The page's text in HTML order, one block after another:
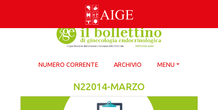
NUMERO CORRENTE ARCHIVIO MENU
N22014-MARZO